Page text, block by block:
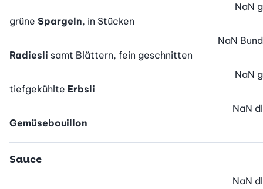
grüne Spargeln, in Stücken
NaN g
Radiesli samt Blättern, fein geschnitten
NaN Bund
tiefgekühlte Erbsli
NaN g
Gemüsebouillon
NaN dl
Sauce
NaN dl